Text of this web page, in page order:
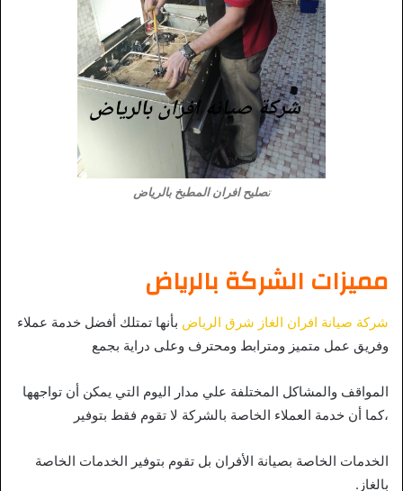
تصليح افران المطبخ بالرياض
مميزات الشركة بالرياض
شركة صيانة افران الغاز شرق الرياض بأنها تمتلك أفضل خدمة عملاء
وفريق عمل متميز ومترابط ومحترف وعلى دراية بجمع
المواقف والمشاكل المختلفة علي مدار اليوم التي يمكن أن تواجهها
،كما أن خدمة العملاء الخاصة بالشركة لا تقوم فقط بتوفير
الخدمات الخاصة بصيانة الأفران بل تقوم بتوفير الخدمات الخاصة
بالغاز.